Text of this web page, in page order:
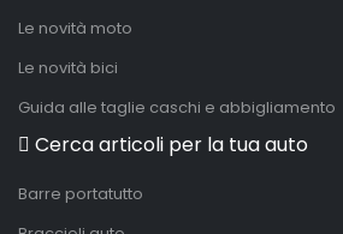
Le novità moto
Le novità bici
Guida alle taglie caschi e abbigliamento
Cerca articoli per la tua auto
Barre portatutto